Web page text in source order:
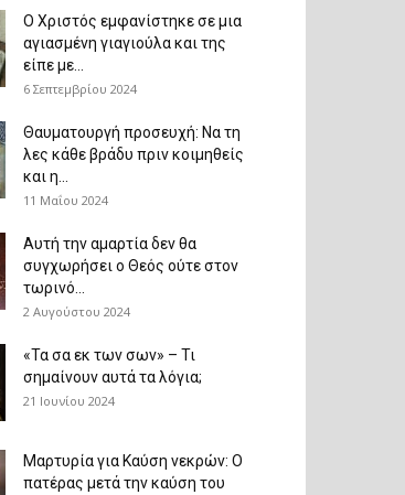
Ο Χριστός εμφανίστηκε σε μια
αγιασμένη γιαγιούλα και της
είπε με...
6 Σεπτεμβρίου 2024
Θαυματουργή προσευχή: Να τη
λες κάθε βράδυ πριν κοιμηθείς
και η...
11 Μαΐου 2024
Αυτή την αμαρτία δεν θα
συγχωρήσει ο Θεός ούτε στον
τωρινό...
2 Αυγούστου 2024
«Τα σα εκ των σων» – Τι
σημαίνουν αυτά τα λόγια;
21 Ιουνίου 2024
Μαρτυρία για Καύση νεκρών: Ο
πατέρας μετά την καύση του